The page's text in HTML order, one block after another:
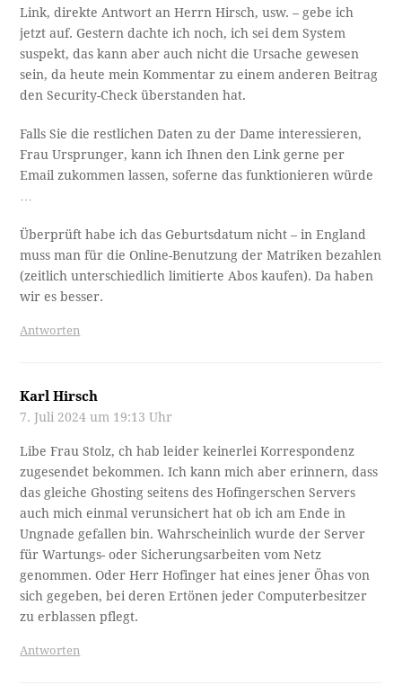
Link, direkte Antwort an Herrn Hirsch, usw. – gebe ich
jetzt auf. Gestern dachte ich noch, ich sei dem System
suspekt, das kann aber auch nicht die Ursache gewesen
sein, da heute mein Kommentar zu einem anderen Beitrag
den Security-Check überstanden hat.
Falls Sie die restlichen Daten zu der Dame interessieren,
Frau Ursprunger, kann ich Ihnen den Link gerne per
Email zukommen lassen, soferne das funktionieren würde
Überprüft habe ich das Geburtsdatum nicht – in England
muss man für die Online-Benutzung der Matriken bezahlen
(zeitlich unterschiedlich limitierte Abos kaufen). Da haben
wir es besser.
Antworten
Karl Hirsch
7. Juli 2024 um 19:13 Uhr
Libe Frau Stolz, ch hab leider keinerlei Korrespondenz
zugesendet bekommen. Ich kann mich aber erinnern, dass
das gleiche Ghosting seitens des Hofingerschen Servers
auch mich einmal verunsichert hat ob ich am Ende in
Ungnade gefallen bin. Wahrscheinlich wurde der Server
für Wartungs- oder Sicherungsarbeiten vom Netz
genommen. Oder Herr Hofinger hat eines jener Öhas von
sich gegeben, bei deren Ertönen jeder Computerbesitzer
zu erblassen pflegt.
Antworten